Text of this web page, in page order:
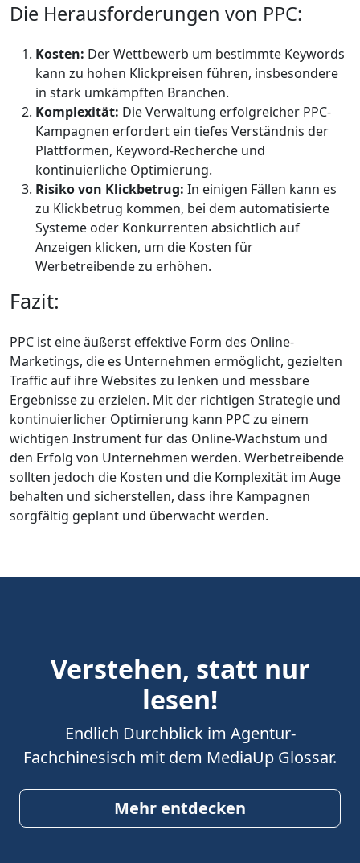
Die Herausforderungen von PPC:
Kosten: Der Wettbewerb um bestimmte Keywords
kann zu hohen Klickpreisen führen, insbesondere
in stark umkämpften Branchen.
Komplexität: Die Verwaltung erfolgreicher PPC-
Kampagnen erfordert ein tiefes Verständnis der
Plattformen, Keyword-Recherche und
kontinuierliche Optimierung.
Risiko von Klickbetrug: In einigen Fällen kann es
zu Klickbetrug kommen, bei dem automatisierte
Systeme oder Konkurrenten absichtlich auf
Anzeigen klicken, um die Kosten für
Werbetreibende zu erhöhen.
Fazit:
PPC ist eine äußerst effektive Form des Online-
Marketings, die es Unternehmen ermöglicht, gezielten
Traffic auf ihre Websites zu lenken und messbare
Ergebnisse zu erzielen. Mit der richtigen Strategie und
kontinuierlicher Optimierung kann PPC zu einem
wichtigen Instrument für das Online-Wachstum und
den Erfolg von Unternehmen werden. Werbetreibende
sollten jedoch die Kosten und die Komplexität im Auge
behalten und sicherstellen, dass ihre Kampagnen
sorgfältig geplant und überwacht werden.
Verstehen, statt nur
lesen!
Endlich Durchblick im Agentur-
Fachchinesisch mit dem MediaUp Glossar.
Mehr entdecken